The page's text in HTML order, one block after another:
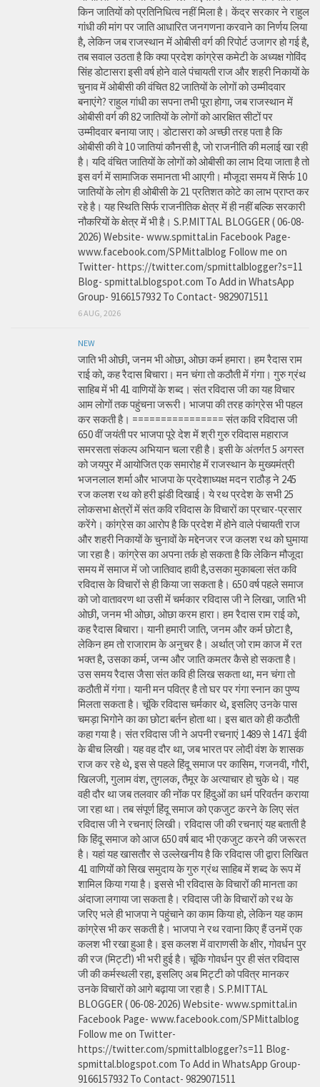
किन जातियों को प्रतिनिधित्व नहीं मिला है। केंद्र सरकार ने राहुल
गांधी की मांग पर जाति आधारित जनगणना करवाने का निर्णय लिया
है, लेकिन जब राजस्थान में ओबीसी वर्ग की रिपोर्ट उजागर हो गई है,
तब सवाल उठता है कि क्या प्रदेश कांग्रेस कमेटी के अध्यक्ष गोविंद
सिंह डोटासरा इसी वर्ष होने वाले पंचायती राज और शहरी निकायों के
चुनाव में ओबीसी की वंचित 82 जातियों के लोगों को उम्मीदवार
बनाएंगे? राहुल गांधी का सपना तभी पूरा होगा, जब राजस्थान में
ओबीसी वर्ग की 82 जातियों के लोगों को आरक्षित सीटों पर
उम्मीदवार बनाया जाए। डोटासरा को अच्छी तरह पता है कि
ओबीसी की वे 10 जातियां कौनसी है, जो राजनीति की मलाई खा रही
है। यदि वंचित जातियों के लोगों को ओबीसी का लाभ दिया जाता है तो
इस वर्ग में सामाजिक समानता भी आएगी। मौजूदा समय में सिर्फ 10
जातियों के लोग ही ओबीसी के 21 प्रतिशत कोटे का लाभ प्राप्त कर
रहे है। यह स्थिति सिर्फ राजनीतिक क्षेत्र में ही नहीं बल्कि सरकारी
नौकरियों के क्षेत्र में भी है। S.P.MITTAL BLOGGER ( 06-08-
2026) Website- www.spmittal.in Facebook Page-
www.facebook.com/SPMittalblog Follow me on
Twitter- https://twitter.com/spmittalblogger?s=11
Blog- spmittal.blogspot.com To Add in WhatsApp
Group- 9166157932 To Contact- 9829071511
6 AUG, 2026
NEW
जाति भी ओछी, जनम भी ओछा, ओछा कर्म हमारा। हम रैदास राम
राई को, कह रैदास बिचारा। मन चंगा तो कठौती में गंगा। गुरु ग्रंथ
साहिब में भी 41 वाणियों के शब्द। संत रविदास जी का यह विचार
आम लोगों तक पहुंचना जरूरी। भाजपा की तरह कांग्रेस भी पहल
कर सकती है। ================ संत कवि रविदास जी
650 वीं जयंती पर भाजपा पूरे देश में श्री गुरु रविदास महाराज
समरसता संकल्प अभियान चला रही है। इसी के अंतर्गत 5 अगस्त
को जयपुर में आयोजित एक समारोह में राजस्थान के मुख्यमंत्री
भजनलाल शर्मा और भाजपा के प्रदेशाध्यक्ष मदन राठौड़ ने 245
रज कलश रथ को हरी झंडी दिखाई। ये रथ प्रदेश के सभी 25
लोकसभा क्षेत्रों में संत कवि रविदास के विचारों का प्रचार-प्रसार
करेंगे। कांग्रेस का आरोप है कि प्रदेश में होने वाले पंचायती राज
और शहरी निकायों के चुनावों के मद्देनजर रज कलश रथ को घुमाया
जा रहा है। कांग्रेस का अपना तर्क हो सकता है कि लेकिन मौजूदा
समय में समाज में जो जातिवाद हावी है,उसका मुकाबला संत कवि
रविदास के विचारों से ही किया जा सकता है। 650 वर्ष पहले समाज
को जो वातावरण था उसी में चर्मकार रविदास जी ने लिखा, जाति भी
ओछी, जनम भी ओछा, ओछा करम हारा। हम रैदास राम राई को,
कह रैदास बिचारा। यानी हमारी जाति, जनम और कर्म छोटा है,
लेकिन हम तो राजाराम के अनुचर है। अर्थात् जो राम काज में रत
भक्त है, उसका कर्म, जन्म और जाति कमतर कैसे हो सकता है।
उस समय रैदास जैसा संत कवि ही लिख सकता था, मन चंगा तो
कठौती में गंगा। यानी मन पवित्र है तो घर पर गंगा स्नान का पुण्य
मिलता सकता है। चूंकि रविदास चर्मकार थे, इसलिए उनके पास
चमड़ा भिगोने का का छोटा बर्तन होता था। इस बात को ही कठौती
कहा गया है। संत रविदास जी ने अपनी रचनाएं 1489 से 1471 ईवी
के बीच लिखी। यह वह दौर था, जब भारत पर लोदी वंश के शासक
राज कर रहे थे, इस से पहले हिंदू समाज पर कासिम, गजनवी, गौरी,
खिलजी, गुलाम वंश, तुगलक, तैमूर के अत्याचार हो चुके थे। यह
वही दौर था जब तलवार की नोंक पर हिंदुओं का धर्म परिवर्तन कराया
जा रहा था। तब संपूर्ण हिंदू समाज को एकजुट करने के लिए संत
रविदास जी ने रचनाएं लिखी। रविदास जी की रचनाएं यह बताती है
कि हिंदू समाज को आज 650 वर्ष बाद भी एकजुट करने की जरूरत
है। यहां यह खासतौर से उल्लेखनीय है कि रविदास जी द्वारा लिखित
41 वाणियोंं को सिख समुदाय के गुरु ग्रंथ साहिब में शब्द के रूप में
शामिल किया गया है। इससे भी रविदास के विचारों की मानता का
अंदाजा लगाया जा सकता है। रविदास जी के विचारों को रथ के
जरिए भले ही भाजपा ने पहुंचाने का काम किया हो, लेकिन यह काम
कांग्रेस भी कर सकती है। भाजपा ने रथ रवाना किए हैं उनमें एक
कलश भी रखा हुआ है। इस कलश में वाराणसी के क्षीर, गोवर्धन पुर
की रज (मिट्टी) भी भरी हुई है। चूंकि गोवर्धन पुर ही संत रविदास
जी की कर्मस्थली रहा, इसलिए अब मिट्टी को पवित्र मानकर
उनके विचारों को आगे बढ़ाया जा रहा है। S.P.MITTAL
BLOGGER ( 06-08-2026) Website- www.spmittal.in
Facebook Page- www.facebook.com/SPMittalblog
Follow me on Twitter-
https://twitter.com/spmittalblogger?s=11 Blog-
spmittal.blogspot.com To Add in WhatsApp Group-
9166157932 To Contact- 9829071511